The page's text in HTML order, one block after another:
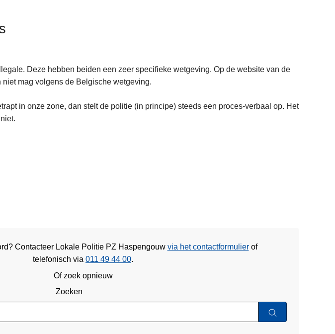
Deze hebben beiden een zeer specifieke wetgeving. Op de website van de
mag volgens de Belgische wetgeving.
in onze zone, dan stelt de politie (in principe) steeds een proces-verbaal op. Het
Contacteer Lokale Politie PZ Haspengouw via het contactformulierof
telefonisch via 011 49 44 00.
Of zoek opnieuw
Zoeken